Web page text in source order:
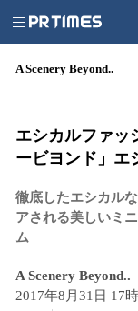
A Scenery Beyond..
エシカルファッ
ービヨンド」エ
徹底したエシカル
アされる美しいミ
ム
A Scenery Beyond..
2017年8月31日 17